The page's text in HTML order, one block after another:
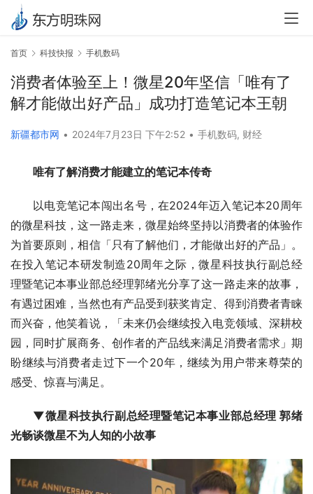
首页 科技快报 手机数码
消费者体验至上！微星20年坚信「唯有了
解才能做出好产品」成功打造笔记本王朝
新疆都市网 • 2024年7月23日 下午2:52 • 手机数码, 财经
唯有了解消费才能建立的笔记本传奇
以电竞笔记本闯出名号，在2024年迈入笔记本20周年
的微星科技，这一路走来，微星始终坚持以消费者的体验作
为首要原则，相信「只有了解他们，才能做出好的产品」。
在投入笔记本研发制造20周年之际，微星科技执行副总经
理暨笔记本事业部总经理郭绪光分享了这一路走来的故事，
有遇过困难，当然也有产品受到获奖肯定、得到消费者青睐
而兴奋，他笑着说，「未来仍会继续投入电竞领域、深耕校
园，同时扩展商务、创作者的产品线来满足消费者需求」期
盼继续与消费者走过下一个20年，继续为用户带来尊荣的
感受、惊喜与满足。
▼微星科技执行副总经理暨笔记本事业部总经理 郭绪
光畅谈微星不为人知的小故事